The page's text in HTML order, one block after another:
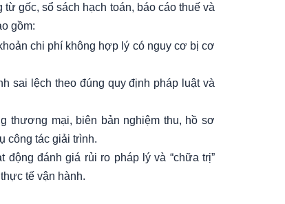
gốc, sổ sách hạch toán, báo cáo thuế và
gồm:
chi phí không hợp lý có nguy cơ bị cơ
sai lệch theo đúng quy định pháp luật và
thương mại, biên bản nghiệm thu, hồ sơ
công tác giải trình.
đánh giá rủi ro pháp lý và “chữa trị”
tế vận hành.